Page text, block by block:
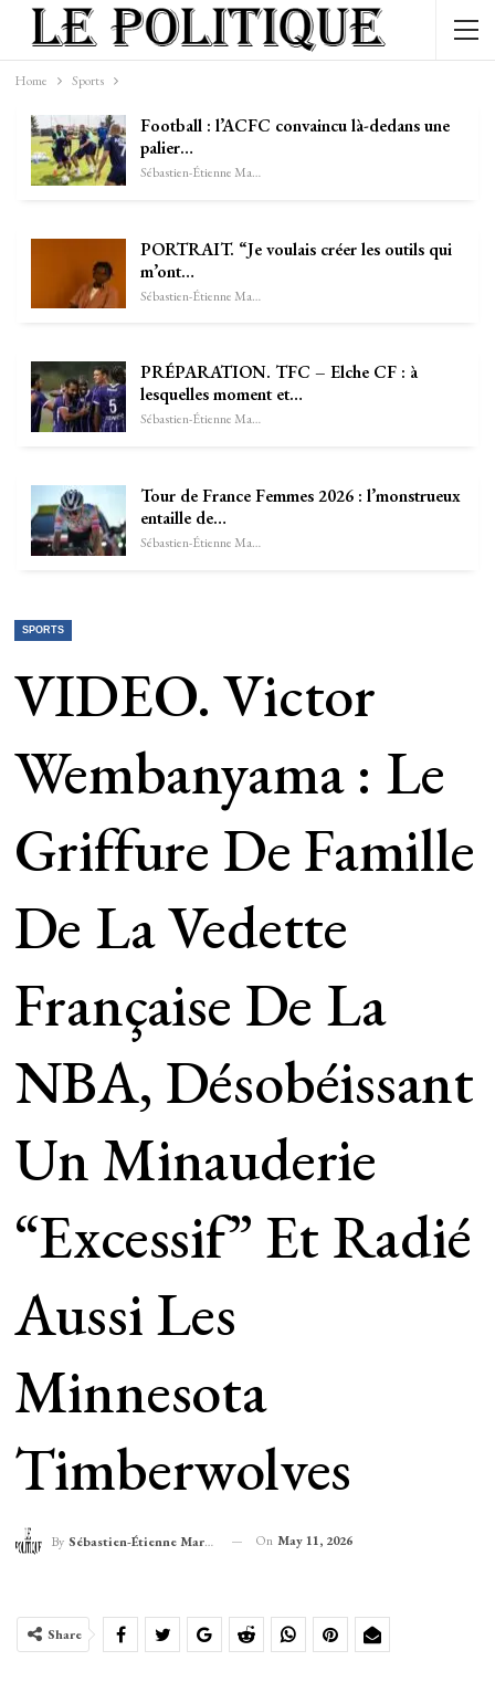
Home Sports
Football : l’ACFC convaincu là-dedans une
palier…
Sébastien-Étienne Marechal
PORTRAIT. “Je voulais créer les outils qui
m’ont…
Sébastien-Étienne Marechal
PRÉPARATION. TFC – Elche CF : à
lesquelles moment et…
Sébastien-Étienne Marechal
Tour de France Femmes 2026 : l’monstrueux
entaille de…
Sébastien-Étienne Marechal
SPORTS
VIDEO. Victor
Wembanyama : Le
Griffure De Famille
De La Vedette
Française De La
NBA, Désobéissant
Un Minauderie
“excessif” Et Radié
Aussi Les
Minnesota
Timberwolves
By Sébastien-Étienne Marechal On May 11, 2026
Share